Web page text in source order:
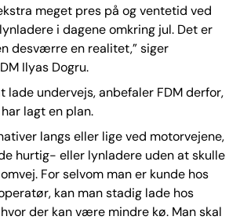
meget pres på og ventetid ved
i dagene omkring jul. Det er
desværre en realitet,” siger
Ilyas Dogru.
lade undervejs, anbefaler FDM derfor,
lagt en plan.
langs eller lige ved motorvejene,
hurtig- eller lynladere uden at skulle
For selvom man er kunde hos
kan man stadig lade hos
der kan være mindre kø. Man skal